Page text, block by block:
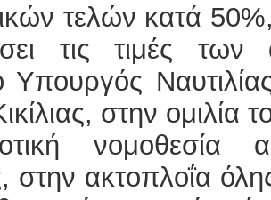
τελών κατά
τις τιμές των
Ναυτιλίας
στην ομιλία
νομοθεσία
στην ακτοπλοΐα